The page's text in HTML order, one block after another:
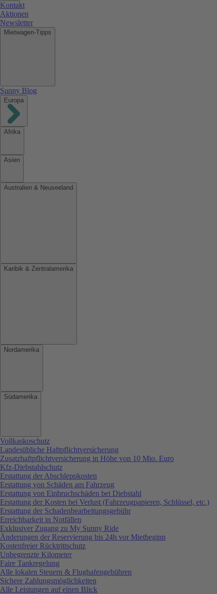
Kontakt
Aktionen
Newsletter
Mietwagen-Tipps
Sunny Blog
Europa
Afrika
Asien
Australien & Neuseeland
Karibik & Zentralamerika
Nordamerika
Südamerika
Vollkaskoschutz
Landesübliche Haftpflichtversicherung
Zusatzhaftpflichtversicherung in Höhe von 10 Mio. Euro
Kfz-Diebstahlschutz
Erstattung der Abschleppkosten
Erstattung von Schäden am Fahrzeug
Erstattung von Einbruchschäden bei Diebstahl
Erstattung der Kosten bei Verlust (Fahrzeugpapieren, Schlüssel, etc.)
Erstattung der Schadenbearbeitungsgebühr
Erreichbarkeit in Notfällen
Exklusiver Zugang zu My Sunny Ride
Änderungen der Reservierung bis 24h vor Mietbeginn
Kostenfreier Rücktrittschutz
Unbegrenzte Kilometer
Faire Tankregelung
Alle lokalen Steuern & Flughafengebühren
Sichere Zahlungsmöglichkeiten
Alle Leistungen auf einen Blick